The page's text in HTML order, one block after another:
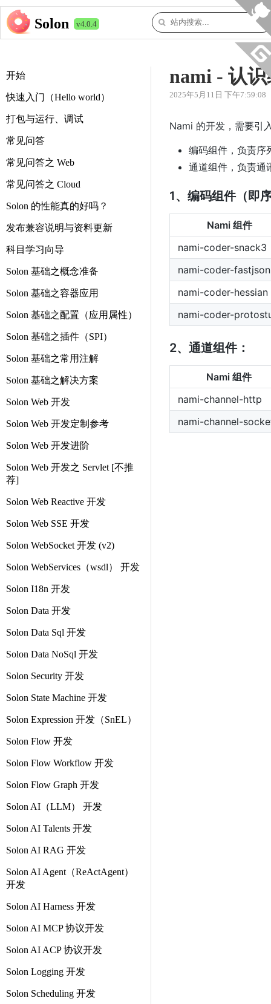
Solon v4.0.4
开始
快速入门（Hello world）
打包与运行、调试
常见问答
常见问答之 Web
常见问答之 Cloud
Solon 的性能真的好吗？
发布兼容说明与资料更新
科目学习向导
Solon 基础之概念准备
Solon 基础之容器应用
Solon 基础之配置（应用属性）
Solon 基础之插件（SPI）
Solon 基础之常用注解
Solon 基础之解决方案
Solon Web 开发
Solon Web 开发定制参考
Solon Web 开发进阶
Solon Web 开发之 Servlet [不推
荐]
Solon Web Reactive 开发
Solon Web SSE 开发
Solon WebSocket 开发 (v2)
Solon WebServices（wsdl） 开发
Solon I18n 开发
Solon Data 开发
Solon Data Sql 开发
Solon Data NoSql 开发
Solon Security 开发
Solon State Machine 开发
Solon Expression 开发（SnEL）
Solon Flow 开发
Solon Flow Workflow 开发
Solon Flow Graph 开发
Solon AI（LLM） 开发
Solon AI Talents 开发
Solon AI RAG 开发
Solon AI Agent（ReActAgent）
开发
Solon AI Harness 开发
Solon AI MCP 协议开发
Solon AI ACP 协议开发
Solon Logging 开发
Solon Scheduling 开发
nami - 认
2025年5月11日 下午7:59:08
Nami 的开发，需要引
编码组件，负责序
通道组件，负责
1、编码组件（即
Nami 组件
nami-coder-snack3
nami-coder-fastjson
nami-coder-hessian
nami-coder-
2、通道组件：
Nami 组件
nami-channel-http
nami-channel-